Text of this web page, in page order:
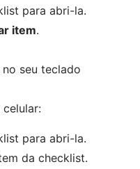
para abri-la.
item.
no seu teclado
para abri-la.
da checklist.